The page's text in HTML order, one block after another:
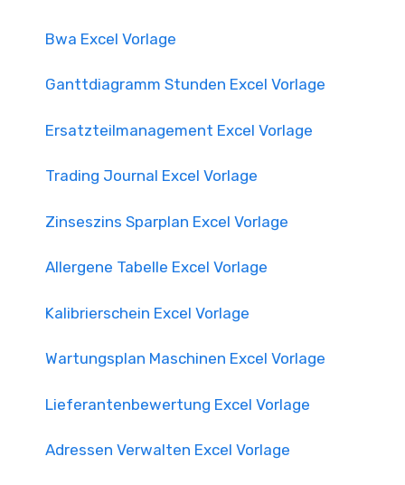
Bwa Excel Vorlage
Ganttdiagramm Stunden Excel Vorlage
Ersatzteilmanagement Excel Vorlage
Trading Journal Excel Vorlage
Zinseszins Sparplan Excel Vorlage
Allergene Tabelle Excel Vorlage
Kalibrierschein Excel Vorlage
Wartungsplan Maschinen Excel Vorlage
Lieferantenbewertung Excel Vorlage
Adressen Verwalten Excel Vorlage